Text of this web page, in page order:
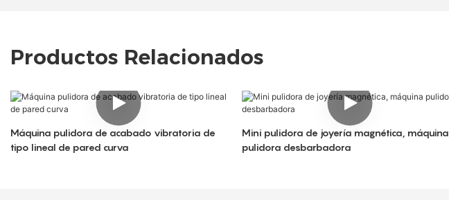
Productos Relacionados
Máquina pulidora de acabado vibratoria de
tipo lineal de pared curva
Mini pulidora de joyería magnética, máquina
pulidora desbarbadora